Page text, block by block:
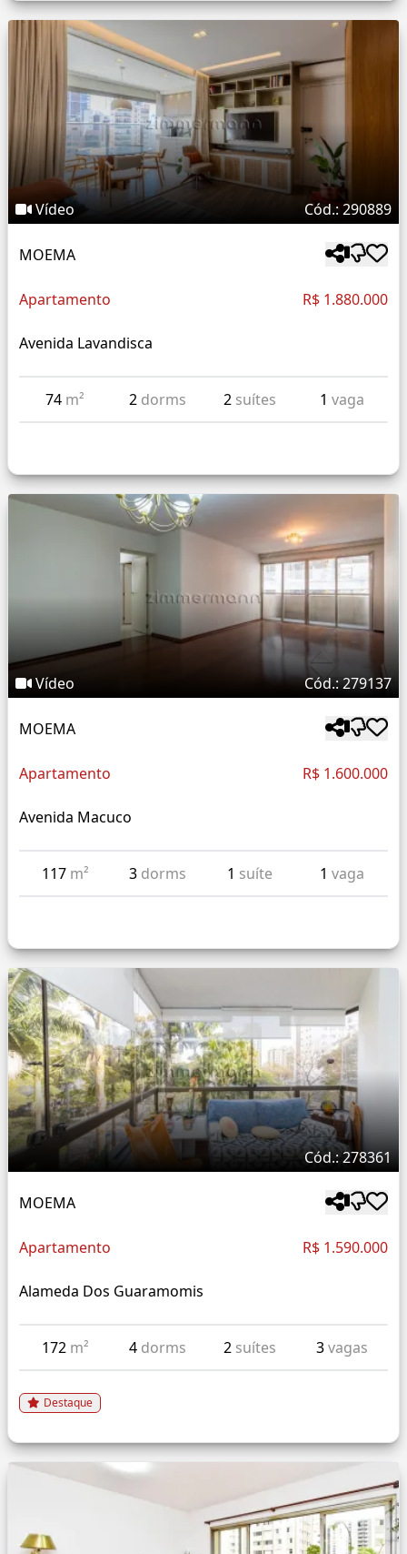
Vídeo Cód.: 290889
MOEMA
Apartamento R$ 1.880.000
Avenida Lavandisca
74 m² 2 dorms 2 suítes 1 vaga
Vídeo Cód.: 279137
MOEMA
Apartamento R$ 1.600.000
Avenida Macuco
117 m² 3 dorms 1 suíte 1 vaga
Cód.: 278361
MOEMA
Apartamento R$ 1.590.000
Alameda Dos Guaramomis
172 m² 4 dorms 2 suítes 3vagas
Destaque